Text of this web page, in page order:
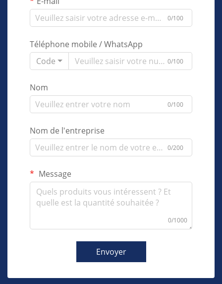
0/100
Téléphone mobile / WhatsApp
Code
0/100
Nom
0/100
Nom de l'entreprise
0/200
Message
0/1000
Envoyer